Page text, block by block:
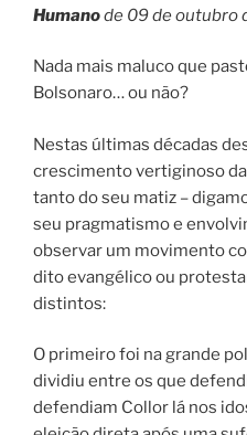
Humanode 09 de outubro
Nada mais maluco que
Bolsonaro… ou não?
Nestas últimas décadas
crescimento vertiginoso
tanto do seu matiz –
seu pragmatismo e
observar um movimento
dito evangélico ou
distintos:
O primeiro foi na grande
dividiu entre os que
defendiam Collor lá nos